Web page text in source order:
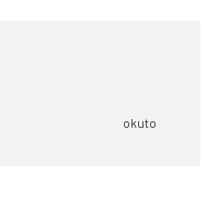
okuto